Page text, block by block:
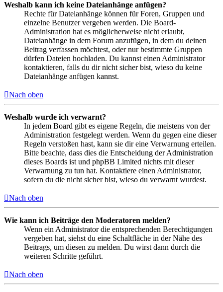
Weshalb kann ich keine Dateianhänge anfügen?
Rechte für Dateianhänge können für Foren, Gruppen und
einzelne Benutzer vergeben werden. Die Board-
Administration hat es möglicherweise nicht erlaubt,
Dateianhänge in dem Forum anzufügen, in dem du deinen
Beitrag verfassen möchtest, oder nur bestimmte Gruppen
dürfen Dateien hochladen. Du kannst einen Administrator
kontaktieren, falls du dir nicht sicher bist, wieso du keine
Dateianhänge anfügen kannst.
Nach oben
Weshalb wurde ich verwarnt?
In jedem Board gibt es eigene Regeln, die meistens von der
Administration festgelegt werden. Wenn du gegen eine dieser
Regeln verstoßen hast, kann sie dir eine Verwarnung erteilen.
Bitte beachte, dass dies die Entscheidung der Administration
dieses Boards ist und phpBB Limited nichts mit dieser
Verwarnung zu tun hat. Kontaktiere einen Administrator,
sofern du die nicht sicher bist, wieso du verwarnt wurdest.
Nach oben
Wie kann ich Beiträge den Moderatoren melden?
Wenn ein Administrator die entsprechenden Berechtigungen
vergeben hat, siehst du eine Schaltfläche in der Nähe des
Beitrags, um diesen zu melden. Du wirst dann durch die
weiteren Schritte geführt.
Nach oben